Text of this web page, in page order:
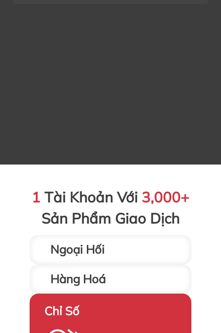
1 Tài Khoản Với 3,000+
Sản Phẩm Giao Dịch
Ngoại Hối
70+ cặp tiền chính
Hàng Hoá
Chỉ Số